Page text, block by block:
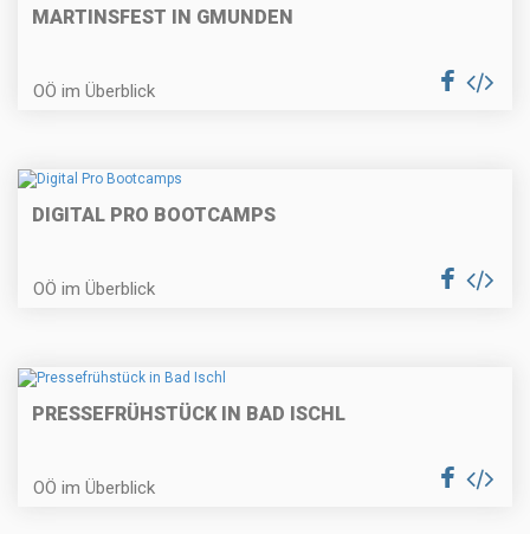
MARTINSFEST IN GMUNDEN
OÖ im Überblick
DIGITAL PRO BOOTCAMPS
OÖ im Überblick
PRESSEFRÜHSTÜCK IN BAD ISCHL
OÖ im Überblick